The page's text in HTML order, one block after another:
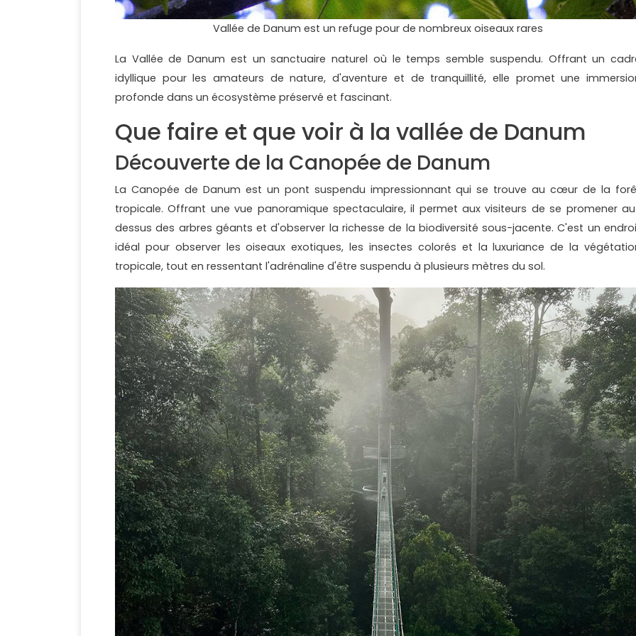
Vallée de Danum est un refuge pour de nombreux oiseaux rares
La Vallée de Danum est un sanctuaire naturel où le temps semble suspendu. Offrant un
idyllique pour les amateurs de nature, d'aventure et de tranquillité, elle promet une
profonde dans un écosystème préservé et fascinant.
Que faire et que voir à la vallée de Danum
Découverte de la Canopée de Danum
La Canopée de Danum est un pont suspendu impressionnant qui se trouve au cœur de la
tropicale. Offrant une vue panoramique spectaculaire, il permet aux visiteurs de se promener
dessus des arbres géants et d'observer la richesse de la biodiversité sous-jacente. C'est un
idéal pour observer les oiseaux exotiques, les insectes colorés et la luxuriance de la
tropicale, tout en ressentant l'adrénaline d'être suspendu à plusieurs mètres du sol.